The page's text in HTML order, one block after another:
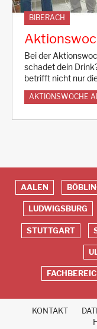
BIBERACH
Bei der
schadet dein
betrifft nicht nur
AKTIONSWOCHE
Red
Footer
AALEN
LUDWIGSBURG
STUTTGART
KONTAKT